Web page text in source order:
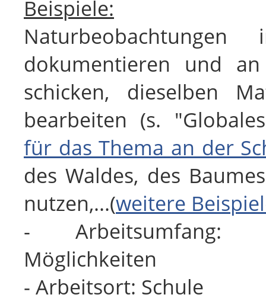
Beispiele:
dokumentieren und
schicken, dieselben
bearbeiten (s.
für das Thema an der
des Waldes, des
nutzen,...(weitere
- Arbeitsumfang:
Möglichkeiten
- Arbeitsort: Schule